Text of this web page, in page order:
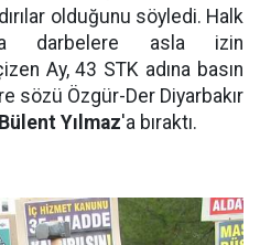
olduğunu söyledi. Halk
darbelere asla izin
Ay, 43 STK adına basın
sözü Özgür-Der Diyarbakır
Yılmaz'a bıraktı.